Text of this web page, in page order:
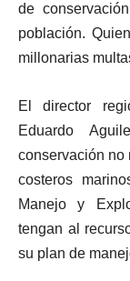
de
población.
millonarias
El director
Eduardo
conservación no
costeros
Manejo y
tengan al
su plan de